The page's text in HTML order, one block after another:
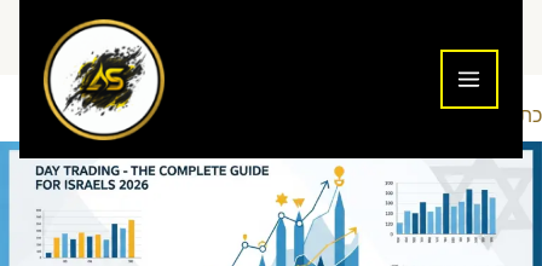
כתיבת תגובה Addiction To Success